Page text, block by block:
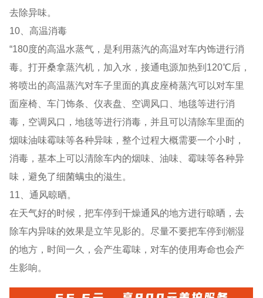
去除异味。
10、高温消毒
“180度的高温水蒸气，是利用蒸汽的高温对车内饰进行消
毒。打开桑拿蒸汽机，加入水，接通电源加热到120℃后，
将喷出的高温蒸汽对车子里面的真皮座椅蒸汽可以对车里
面座椅、车门饰条、仪表盘、空调风口、地毯等进行消
毒，空调风口，地毯等进行消毒，并且可以清除车里面的
烟味油味霉味等各种异味，整个过程大概需要一个小时，
消毒，基本上可以清除车内的烟味、油味、霉味等各种异
味，避免了细菌螨虫的滋生。
11、通风晾晒。
在天气好的时候，把车停到干燥通风的地方进行晾晒，去
除车内异味的效果是立竿见影的。尽量不要把车停到潮湿
的地方，时间一久，会产生霉味，对车的使用寿命也会产
生影响。